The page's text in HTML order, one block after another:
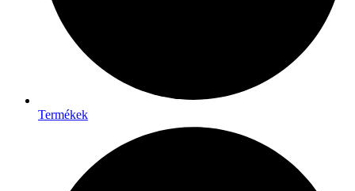
Termékek